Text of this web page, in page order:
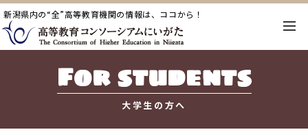
新潟県内の“全”高等教育機関の情報は、ココから！
For students
大学生の方へ